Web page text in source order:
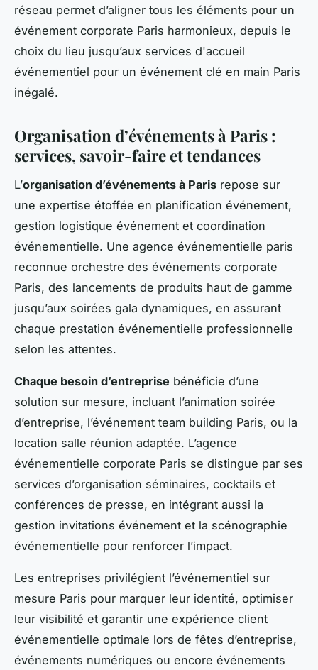
réseau permet d’aligner tous les éléments pour un
événement corporate Paris harmonieux, depuis le
choix du lieu jusqu’aux services d'accueil
événementiel pour un événement clé en main Paris
inégalé.
Organisation d’événements à Paris :
services, savoir-faire et tendances
L’organisation d’événements à Paris repose sur
une expertise étoffée en planification événement,
gestion logistique événement et coordination
événementielle. Une agence événementielle paris
reconnue orchestre des événements corporate
Paris, des lancements de produits haut de gamme
jusqu’aux soirées gala dynamiques, en assurant
chaque prestation événementielle professionnelle
selon les attentes.
Chaque besoin d’entreprise bénéficie d’une
solution sur mesure, incluant l’animation soirée
d’entreprise, l’événement team building Paris, ou la
location salle réunion adaptée. L’agence
événementielle corporate Paris se distingue par ses
services d’organisation séminaires, cocktails et
conférences de presse, en intégrant aussi la
gestion invitations événement et la scénographie
événementielle pour renforcer l’impact.
Les entreprises privilégient l’événementiel sur
mesure Paris pour marquer leur identité, optimiser
leur visibilité et garantir une expérience client
événementielle optimale lors de fêtes d’entreprise,
événements numériques ou encore événements